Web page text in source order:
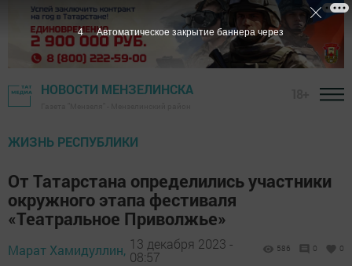
НОВОСТИ МЕНЗЕЛИНСКА
ЖИЗНЬ РЕСПУБЛИКИ
От Татарстана определились участники
окружного этапа фестиваля
«Театральное Приволжье»
Марат Хамидуллин, 13 декабря 2023 -
08:57
586 0 0
2 Автоматическое закрытие баннера через